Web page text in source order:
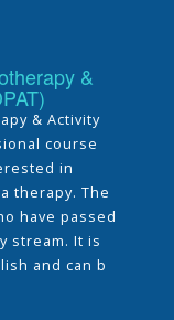
&
& Activity
course
in
therapy. The
have passed
stream. It is
and can b